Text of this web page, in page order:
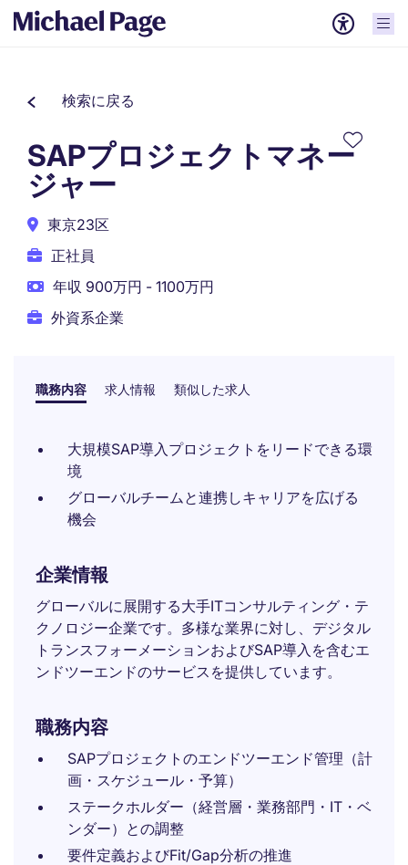
検索に戻る
SAPプロジェクトマネー
ジャー
東京23区
正社員
年収 900万円 - 1100万円
外資系企業
職務内容 求人情報 類似した求人
大規模SAP導入プロジェクトをリードできる環
境
グローバルチームと連携しキャリアを広げる
機会
企業情報
グローバルに展開する大手ITコンサルティング・テ
クノロジー企業です。多様な業界に対し、デジタル
トランスフォーメーションおよびSAP導入を含むエ
ンドツーエンドのサービスを提供しています。
職務内容
SAPプロジェクトのエンドツーエンド管理（計
画・スケジュール・予算）
ステークホルダー（経営層・業務部門・IT・ベ
ンダー）との調整
要件定義およびFit/Gap分析の推進